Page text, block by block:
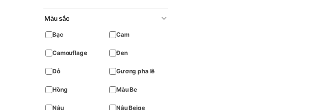
Màu sắc
Bạc Cam
Camouflage Đen
Đỏ Gương pha lê
Hồng Màu Be
Nâu Nâu Beige